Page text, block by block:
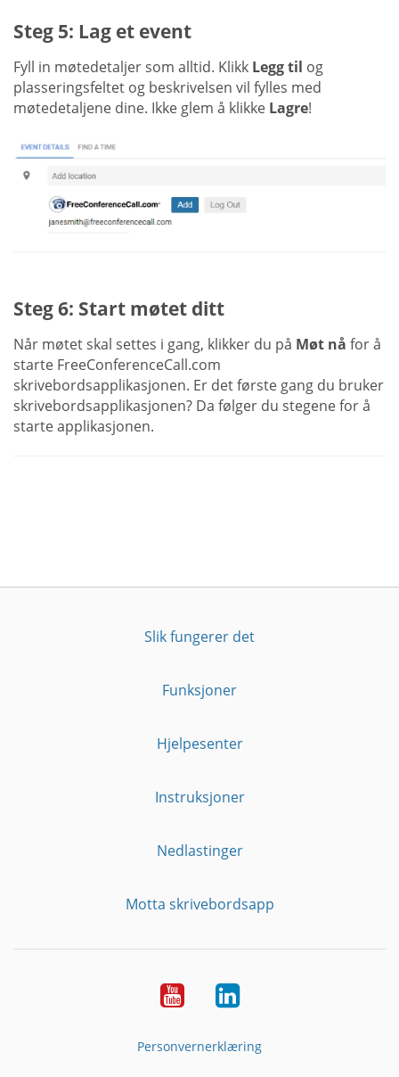
Steg 5: Lag et event
Fyll in møtedetaljer som alltid. Klikk Legg til og
plasseringsfeltet og beskrivelsen vil fylles med
møtedetaljene dine. Ikke glem å klikke Lagre!
Steg 6: Start møtet ditt
Når møtet skal settes i gang, klikker du på Møt nå for å
starte FreeConferenceCall.com
skrivebordsapplikasjonen. Er det første gang du bruker
skrivebordsapplikasjonen? Da følger du stegene for å
starte applikasjonen.
Slik fungerer det
Funksjoner
Hjelpesenter
Instruksjoner
Nedlastinger
Motta skrivebordsapp
YouTubeLinkedin
Personvernerklæring